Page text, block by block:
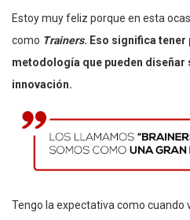
Estoy muy feliz porque en esta
como Trainers. Eso significa tener
metodología que pueden
innovación.
Tengo la expectativa como cuando